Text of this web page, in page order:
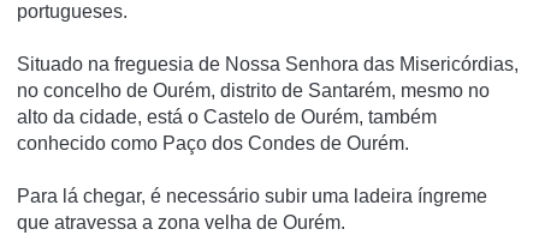
portugueses.
Situado na freguesia de Nossa Senhora das Misericórdias,
no concelho de Ourém, distrito de Santarém, mesmo no
alto da cidade, está o Castelo de Ourém, também
conhecido como Paço dos Condes de Ourém.
Para lá chegar, é necessário subir uma ladeira íngreme
que atravessa a zona velha de Ourém.